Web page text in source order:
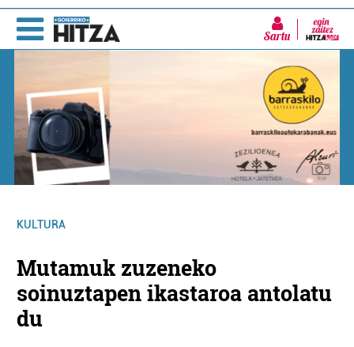
Sartu
KULTURA
Mutamuk zuzeneko
soinuztapen ikastaroa antolatu
du